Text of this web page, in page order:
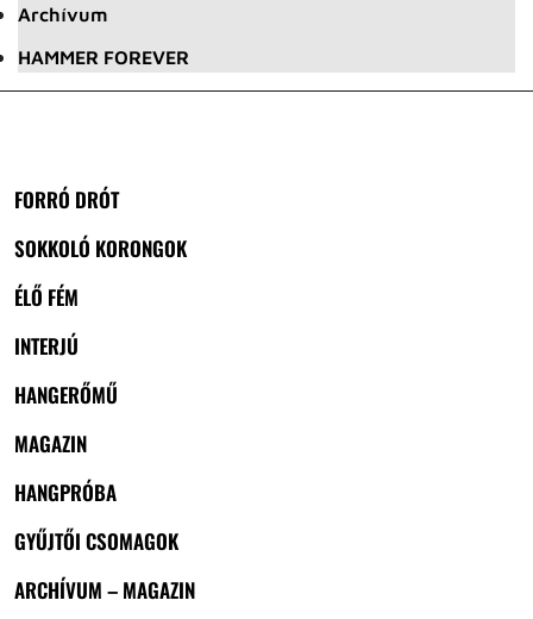
Archívum
HAMMER FOREVER
FORRÓ DRÓT
SOKKOLÓ KORONGOK
ÉLŐ FÉM
INTERJÚ
HANGERŐMŰ
MAGAZIN
HANGPRÓBA
GYŰJTŐI CSOMAGOK
ARCHÍVUM – MAGAZIN